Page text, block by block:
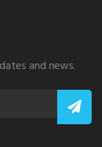
and news.